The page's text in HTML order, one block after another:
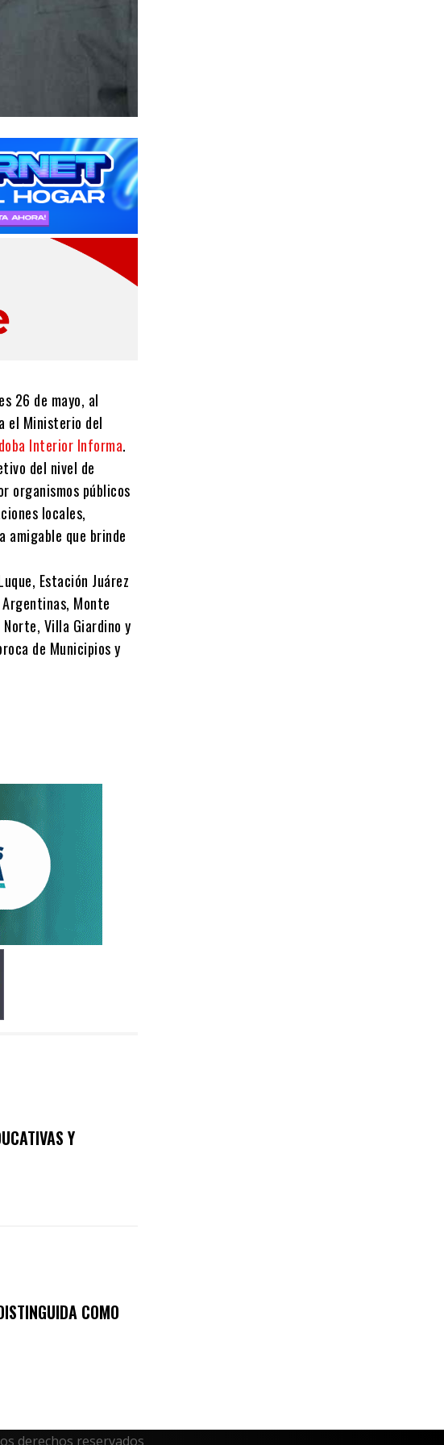
26 de mayo, al
el Ministerio del
Interior Informa.
del nivel de
organismos públicos
locales,
que brinde
Estación Juárez
Monte
Villa Giardino y
de Municipios y
Y
COMO
derechos reservados